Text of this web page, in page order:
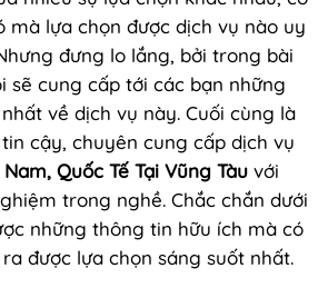
mà lựa chọn được dịch vụ nào uy
đưng lo lắng, bởi trong bài
sẽ cung cấp tới các bạn những
về dịch vụ này. Cuối cùng là
cậy, chuyên cung cấp dịch vụ
Quốc Tế Tại Vũng Tàu với
trong nghề. Chắc chắn dưới
những thông tin hữu ích mà có
được lựa chọn sáng suốt nhất.